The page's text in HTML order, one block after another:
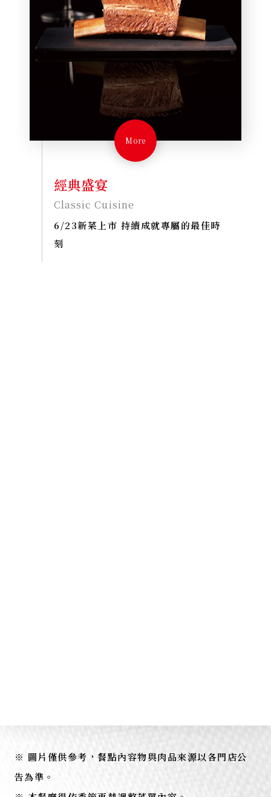
More
經典盛宴
Classic Cuisine
6/23新菜上市 持續成就專屬的最佳時
刻
※ 圖片僅供參考，餐點內容物與肉品來源以各門店公
告為準。